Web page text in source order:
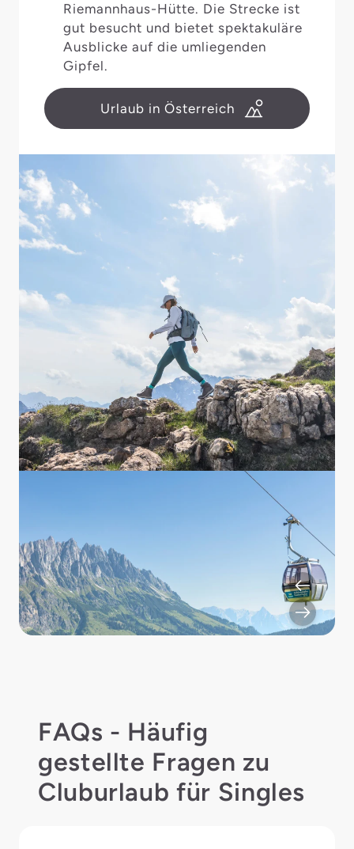
Riemannhaus-Hütte. Die Strecke ist
gut besucht und bietet spektakuläre
Ausblicke auf die umliegenden
Gipfel.
Urlaub in Österreich
FAQs - Häufig
gestellte Fragen zu
Cluburlaub für Singles